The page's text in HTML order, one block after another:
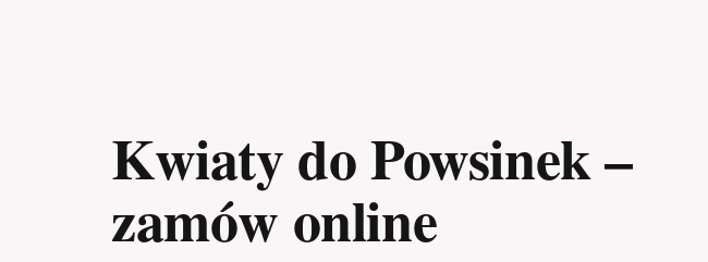
Kwiaty do Powsinek –
zamów online